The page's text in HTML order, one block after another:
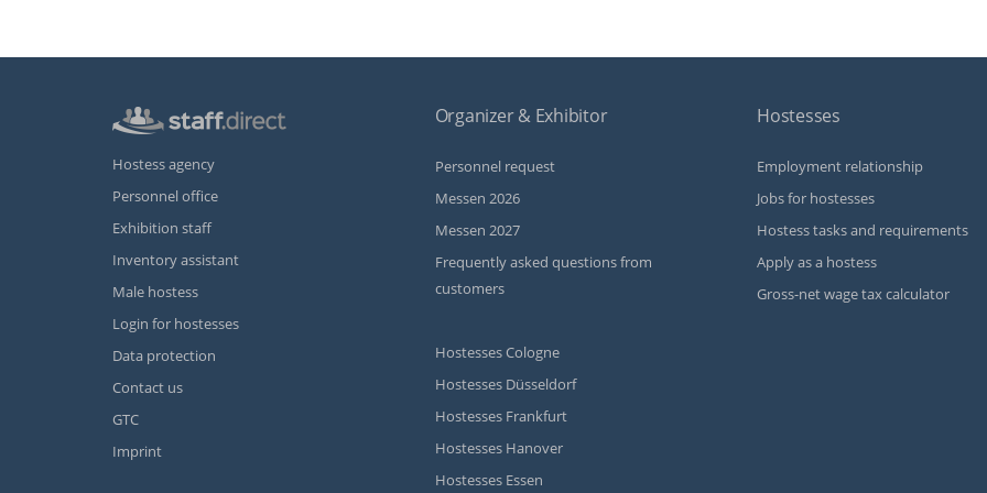
Hostess agency
Personnel office
Exhibition staff
Inventory assistant
Male hostess
Login for hostesses
Data protection
Contact us
GTC
Imprint
Organizer & Exhibitor
Personnel request
Messen 2026
Messen 2027
Frequently asked questions from
customers
Hostesses Cologne
Hostesses Düsseldorf
Hostesses Frankfurt
Hostesses Hanover
Hostesses Essen
Hostesses
Employment relationship
Jobs for hostesses
Hostess tasks and requirements
Apply as a hostess
Gross-net wage tax calculator